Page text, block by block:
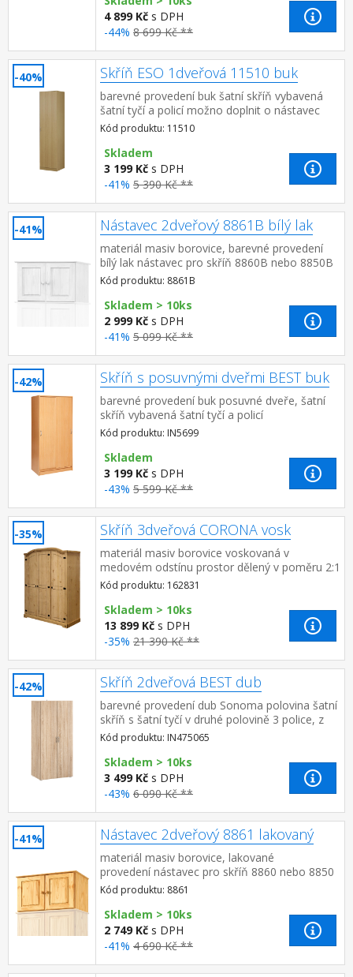
4 899 Kč s DPH
-44% 8 699 Kč **
-40% Skříň ESO 1dveřová 11510 buk
barevné provedení buk šatní skříň vybavená
šatní tyčí a policí možno doplnit o nástavec
11515
Kód produktu: 11510
Skladem
3 199 Kč s DPH
-41% 5 390 Kč **
-41% Nástavec 2dveřový 8861B bílý lak
materiál masiv borovice, barevné provedení
bílý lak nástavec pro skříň 8860B nebo 8850B
Kód produktu: 8861B
Skladem > 10ks
2 999 Kč s DPH
-41% 5 099 Kč **
-42% Skříň s posuvnými dveřmi BEST buk
barevné provedení buk posuvné dveře, šatní
skříň vybavená šatní tyčí a policí
Kód produktu: IN5699
Skladem
3 199 Kč s DPH
-43% 5 599 Kč **
-35% Skříň 3dveřová CORONA vosk
materiál masiv borovice voskovaná v
medovém odstínu prostor dělený v poměru 2:1
širší část šatní tyč a police na klobouky, užší
část 3 police z toho 2...
Kód produktu: 162831
Skladem > 10ks
13 899 Kč s DPH
-35% 21 390 Kč **
-42% Skříň 2dveřová BEST dub
barevné provedení dub Sonoma polovina šatní
skříň s šatní tyčí v druhé polovině 3 police, z
toho 2 variabilní rozměr police (š/h) 38 × 40
cm...
Kód produktu: IN475065
Skladem > 10ks
3 499 Kč s DPH
-43% 6 090 Kč **
-41% Nástavec 2dveřový 8861 lakovaný
materiál masiv borovice, lakované
provedení nástavec pro skříň 8860 nebo 8850
Kód produktu: 8861
Skladem > 10ks
2 749 Kč s DPH
-41% 4 690 Kč **